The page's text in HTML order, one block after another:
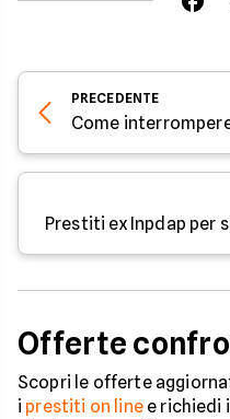
PRECEDENTE
Come
Offerte
Scopri le offerte
i prestiti on linee richiedi